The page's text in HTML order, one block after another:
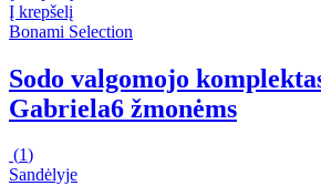
Į krepšelį
Bonami Selection
Sodo valgomojo
Gabriela6 žmonėms
(1)
Sandėlyje